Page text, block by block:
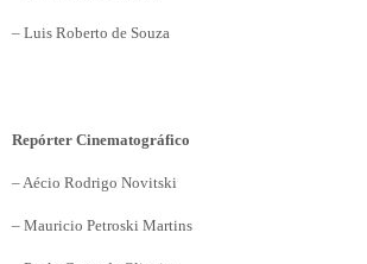
– Luis Roberto de Souza
Repórter Cinematográfico
– Aécio Rodrigo Novitski
– Mauricio Petroski Martins